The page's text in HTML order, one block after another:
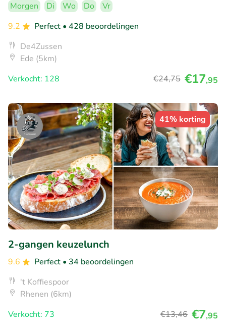
Morgen Di Wo Do
Vr
9.2
Perfect • 428 beoordelingen
De4Zussen
Ede (5km)
Verkocht: 128
€24,75 €17,95
41% korting
2-gangen keuzelunch
9.6 Perfect • 34 beoordelingen
't Koffiespoor
Rhenen (6km)
Verkocht: 73
€13,46 €7,95